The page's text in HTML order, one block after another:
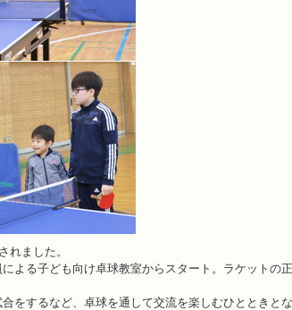
ました。
よる子ども向け卓球教室からスタート。ラケットの
をするなど、卓球を通して交流を楽しむひとときと